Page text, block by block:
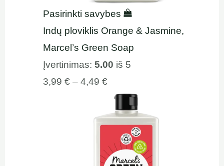
Pasirinkti savybes
Indų ploviklis Orange & Jasmine,
Marcel’s Green Soap
Įvertinimas:5.00 iš 5
3,99€ – 4,49€